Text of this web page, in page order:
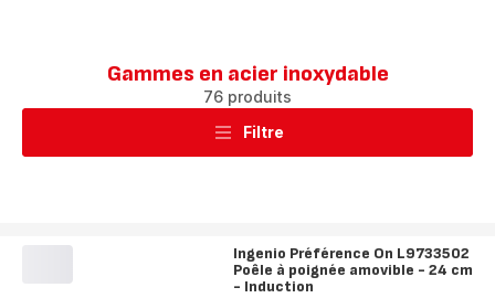
Gammes en acier inoxydable
76 produits
Filtre
Ingenio Préférence On L9733502
Poêle à poignée amovible - 24 cm
- Induction
Note